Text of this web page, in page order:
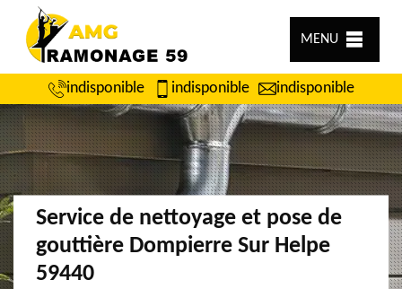
MENU
indisponible indisponible indisponible
Service de nettoyage et pose de
gouttière Dompierre Sur Helpe
59440